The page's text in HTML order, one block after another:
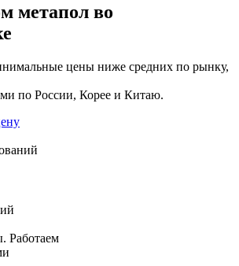
метапол во
цены ниже средних по рынку,
по России, Корее и Китаю.
Работаем